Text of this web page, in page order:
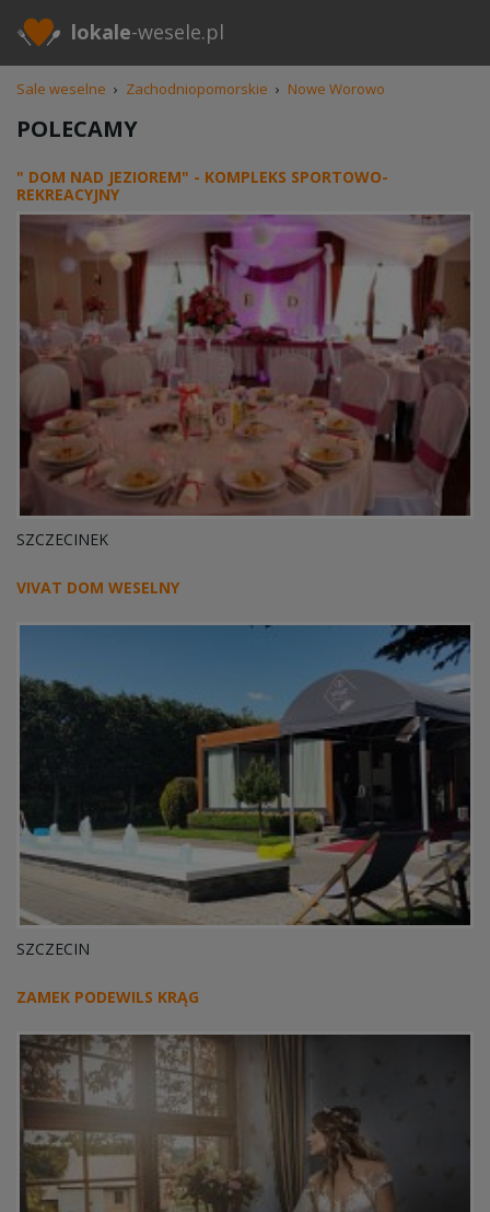
lokale-wesele.pl
Sale weselne › Zachodniopomorskie › Nowe Worowo
POLECAMY
" DOM NAD JEZIOREM" - KOMPLEKS SPORTOWO-
REKREACYJNY
SZCZECINEK
VIVAT DOM WESELNY
SZCZECIN
ZAMEK PODEWILS KRĄG